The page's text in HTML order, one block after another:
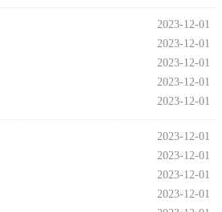
2023-12-01
2023-12-01
2023-12-01
2023-12-01
2023-12-01
2023-12-01
2023-12-01
2023-12-01
2023-12-01